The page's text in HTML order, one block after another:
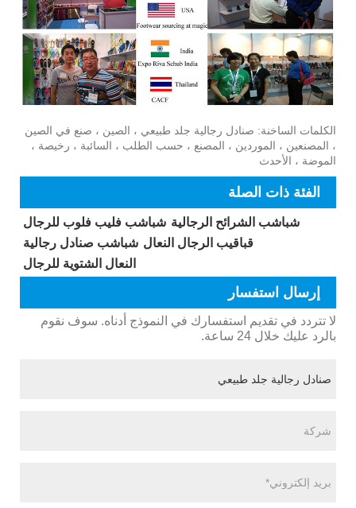
الكلمات الساخنة: صنادل رجالية جلد طبيعي ، الصين ، صنع في الصين
، المصنعين ، الموردين ، المصنع ، حسب الطلب ، السائبة ، رخيصة ،
الموضة ، الأحدث
الفئة ذات الصلة
شباشب فليب فلوب للرجال شباشب الشرائح الرجالية
شباشب صنادل رجالية قباقيب الرجال النعال
النعال الشتوية للرجال
إرسال استفسار
لا تتردد في تقديم استفسارك في النموذج أدناه. سوف نقوم
بالرد عليك خلال 24 ساعة.